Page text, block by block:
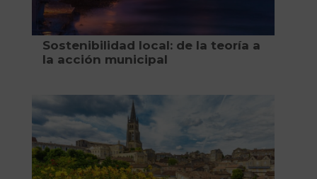
Sostenibilidad local: de la teoría a
la acción municipal